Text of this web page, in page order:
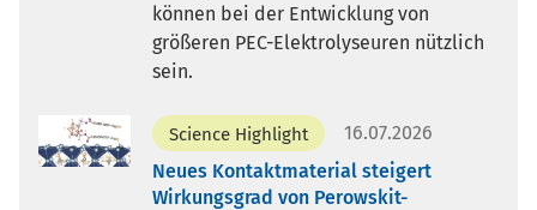
können bei der Entwicklung von
größeren PEC-Elektrolyseuren nützlich
sein.
Science Highlight
16.07.2026
Neues Kontaktmaterial steigert
Wirkungsgrad von Perowskit-